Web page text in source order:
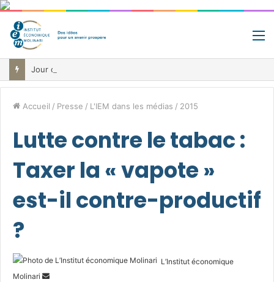
Accueil / Presse / L'IEM dans les médias / 2015
Lutte contre le tabac :
Taxer la « vapote »
est-il contre-productif
?
L’Institut économique
Molinari
Envoyer